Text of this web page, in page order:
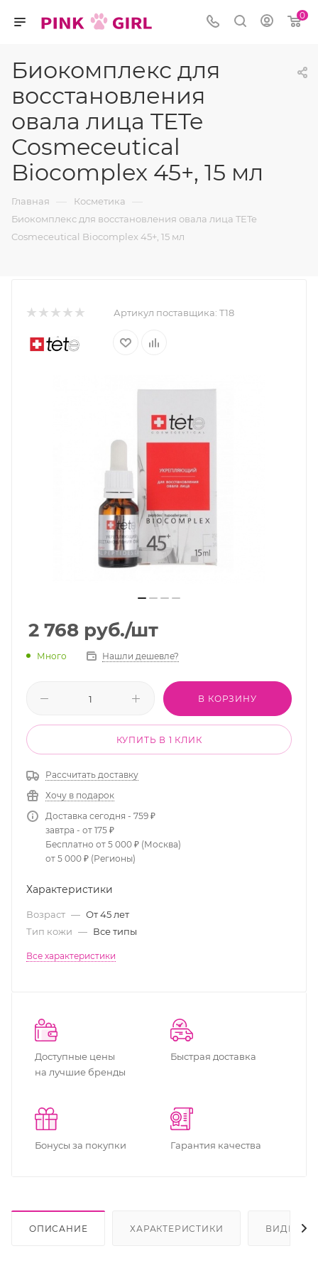
0
Биокомплекс для
восстановления
овала лица TETe
Cosmeceutical
Biocomplex 45+, 15 мл
Главная — Косметика —
Биокомплекс для восстановления овала лица TETe
Cosmeceutical Biocomplex 45+, 15 мл
Артикул поставщика: T18
2 768 руб./шт
Много Нашли дешевле?
В КОРЗИНУ
КУПИТЬ В 1 КЛИК
Рассчитать доставку
Хочу в подарок
Доставка сегодня - 759 ₽
завтра - от 175 ₽
Бесплатно от 5 000 ₽ (Москва)
от 5 000 ₽ (Регионы)
Характеристики
Возраст — От 45 лет
Тип кожи — Все типы
Все характеристики
Доступные цены
на лучшие бренды
Быстрая доставка
Бонусы за покупки Гарантия качества
ОПИСАНИЕ ХАРАКТЕРИСТИКИ ВИДЕО